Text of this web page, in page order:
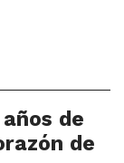
de
de